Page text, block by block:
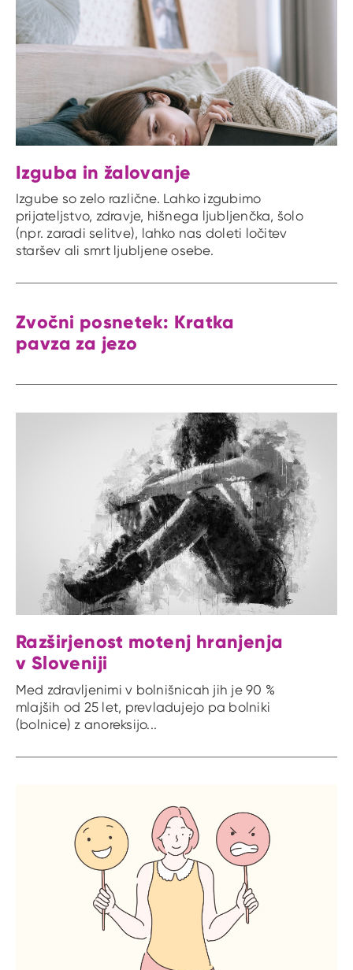
Izguba in žalovanje
Izgube so zelo različne. Lahko izgubimo
prijateljstvo, zdravje, hišnega ljubljenčka, šolo
(npr. zaradi selitve), lahko nas doleti ločitev
staršev ali smrt ljubljene osebe.
Zvočni posnetek: Kratka
pavza za jezo
Razširjenost motenj hranjenja
v Sloveniji
Med zdravljenimi v bolnišnicah jih je 90 %
mlajših od 25 let, prevladujejo pa bolniki
(bolnice) z anoreksijo...